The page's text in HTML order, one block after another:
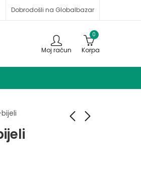
Dobrodošli na Globalbazar
Moj račun
0
Korpa